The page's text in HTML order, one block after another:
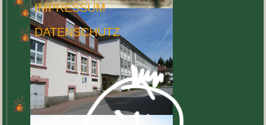
IMPRES­SUM
DATEN­SCHUTZ